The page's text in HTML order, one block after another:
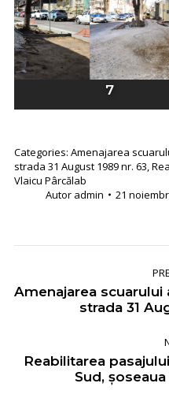
7
Categories: Amenajarea
strada 31 August 1989 nr. 63,
Vlaicu Pârcălab
Autor admin 21
navigation
Amenajarea scuarului
strada 31
Reabilitarea
Sud,